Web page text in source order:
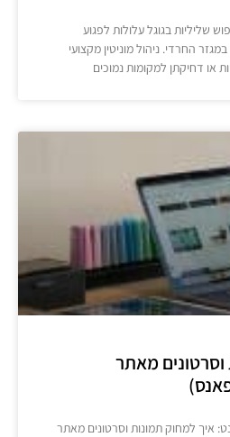
שליליות בגוגל עלולות לפגוע
החרדי. ניהול מוניטין מקצועי
או דחיקתן למקומות נמוכים
מאתר
איך למחוק תמונות וסרטונים מאתר